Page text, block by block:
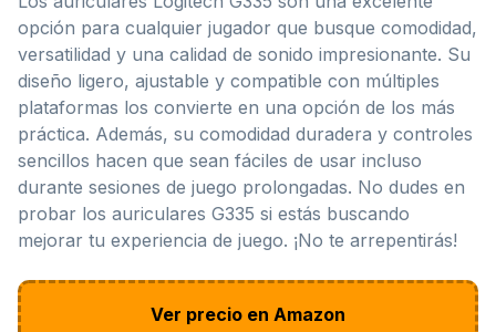
opción para cualquier jugador que busque comodidad,
versatilidad y una calidad de sonido impresionante. Su
diseño ligero, ajustable y compatible con múltiples
plataformas los convierte en una opción de los más
práctica. Además, su comodidad duradera y controles
sencillos hacen que sean fáciles de usar incluso
durante sesiones de juego prolongadas. No dudes en
probar los auriculares G335 si estás buscando
mejorar tu experiencia de juego. ¡No te arrepentirás!
Ver precio en Amazon